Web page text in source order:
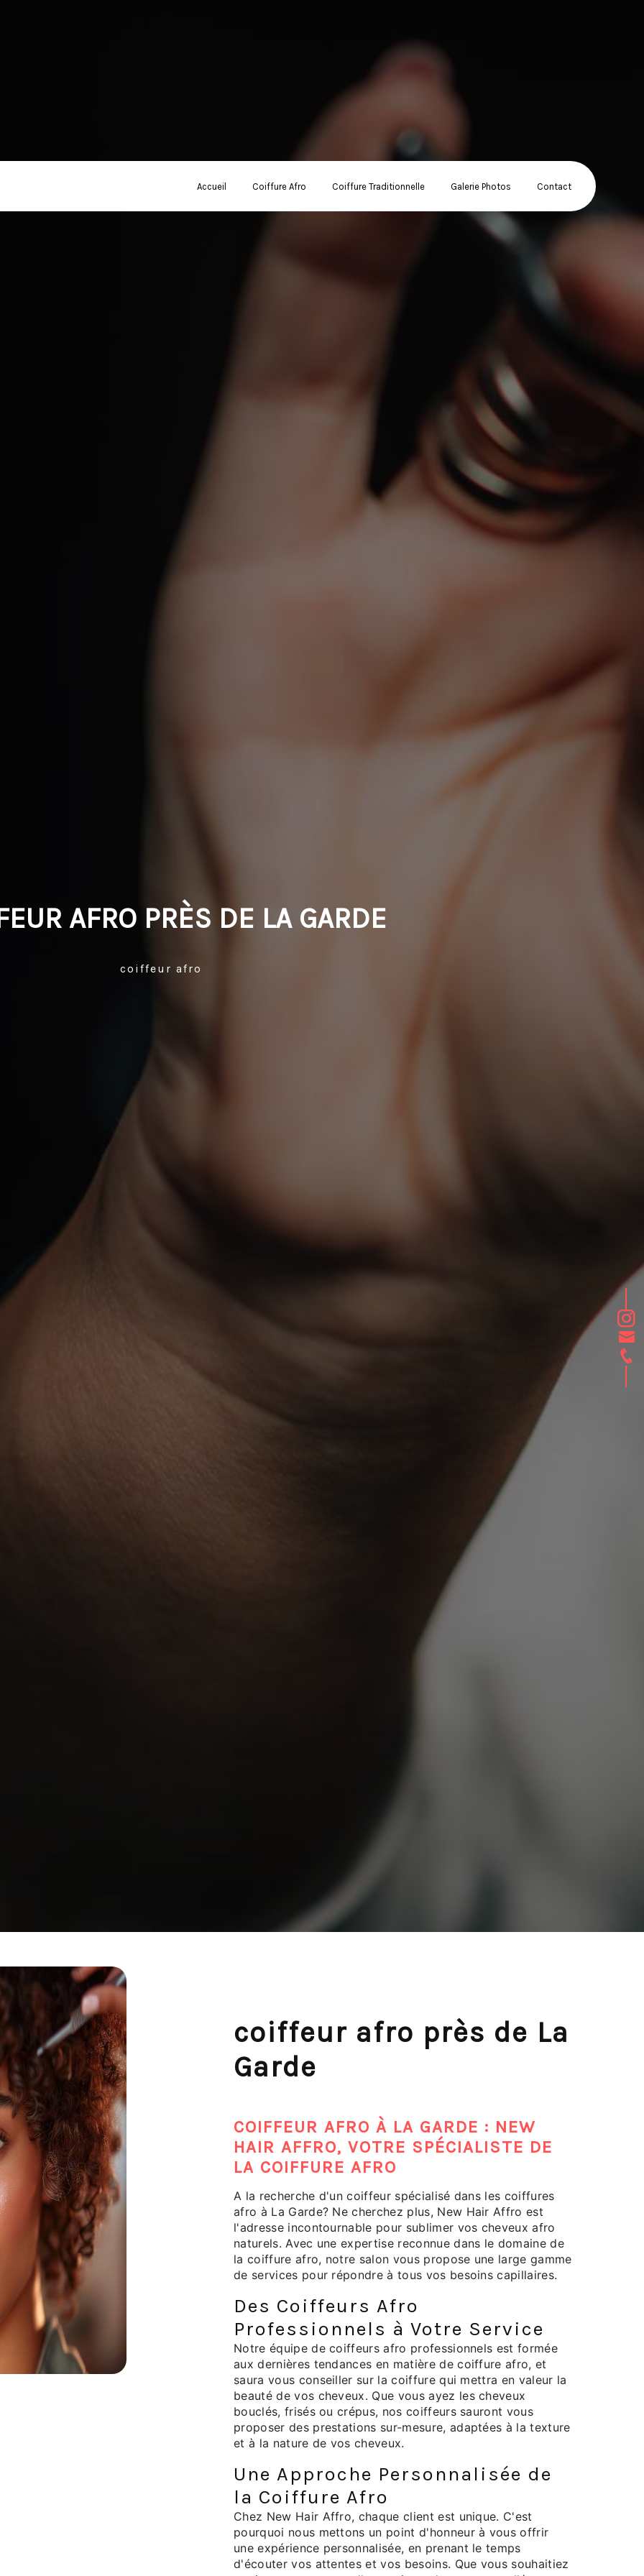
Accueil Coiffure Afro Coiffure Traditionnelle Galerie Photos Contact
AFRO PRÈS DE LA GARDE
coiffeur afro
coiffeur afro près de La
Garde
COIFFEUR AFRO À LA GARDE : NEW
HAIR AFFRO, VOTRE SPÉCIALISTE DE
LA COIFFURE AFRO
A la recherche d'un coiffeur spécialisé dans les coiffures
afro à La Garde? Ne cherchez plus, New Hair Affro est
l'adresse incontournable pour sublimer vos cheveux afro
naturels. Avec une expertise reconnue dans le domaine de
la coiffure afro, notre salon vous propose une large gamme
de services pour répondre à tous vos besoins capillaires.
Des Coiffeurs Afro
Professionnels à Votre Service
Notre équipe de coiffeurs afro professionnels est formée
aux dernières tendances en matière de coiffure afro, et
saura vous conseiller sur la coiffure qui mettra en valeur la
beauté de vos cheveux. Que vous ayez les cheveux
bouclés, frisés ou crépus, nos coiffeurs sauront vous
proposer des prestations sur-mesure, adaptées à la texture
et à la nature de vos cheveux.
Une Approche Personnalisée de
la Coiffure Afro
Chez New Hair Affro, chaque client est unique. C'est
pourquoi nous mettons un point d'honneur à vous offrir
une expérience personnalisée, en prenant le temps
d'écouter vos attentes et vos besoins. Que vous souhaitiez